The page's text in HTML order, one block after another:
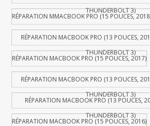
THUNDERBOLT 3)
RÉPARATION MMACBOOK PRO (15 POUCES,
RÉPARATION MACBOOK PRO (13 POUCES,
THUNDERBOLT 3)
RÉPARATION MACBOOK PRO (15 POUCES, 2017)
RÉPARATION MACBOOK PRO (13 POUCES,
THUNDERBOLT 3)
RÉPARATION MACBOOK PRO (13 POUCES,
THUNDERBOLT 3)
RÉPARATION MACBOOK PRO (15 POUCES, 2016)